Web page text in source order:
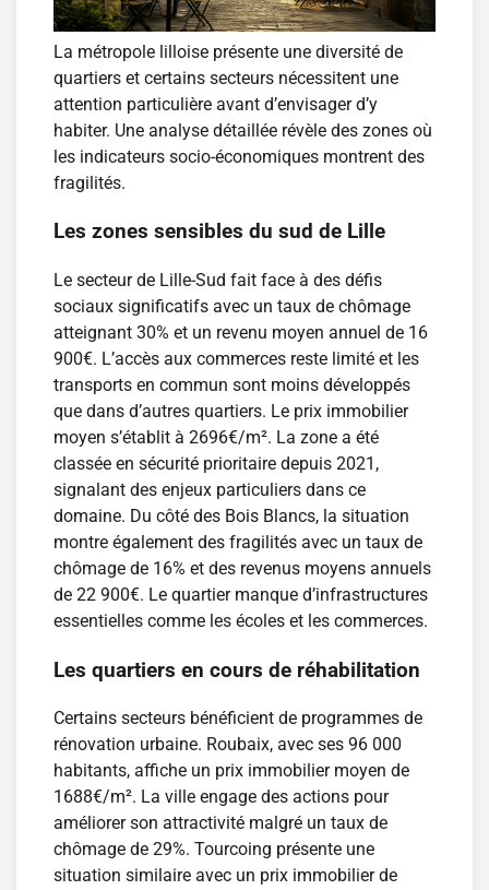
La métropole lilloise présente une diversité de
quartiers et certains secteurs nécessitent une
attention particulière avant d’envisager d’y
habiter. Une analyse détaillée révèle des zones où
les indicateurs socio-économiques montrent des
fragilités.
Les zones sensibles du sud de Lille
Le secteur de Lille-Sud fait face à des défis
sociaux significatifs avec un taux de chômage
atteignant 30% et un revenu moyen annuel de 16
900€. L’accès aux commerces reste limité et les
transports en commun sont moins développés
que dans d’autres quartiers. Le prix immobilier
moyen s’établit à 2696€/m². La zone a été
classée en sécurité prioritaire depuis 2021,
signalant des enjeux particuliers dans ce
domaine. Du côté des Bois Blancs, la situation
montre également des fragilités avec un taux de
chômage de 16% et des revenus moyens annuels
de 22 900€. Le quartier manque d’infrastructures
essentielles comme les écoles et les commerces.
Les quartiers en cours de réhabilitation
Certains secteurs bénéficient de programmes de
rénovation urbaine. Roubaix, avec ses 96 000
habitants, affiche un prix immobilier moyen de
1688€/m². La ville engage des actions pour
améliorer son attractivité malgré un taux de
chômage de 29%. Tourcoing présente une
situation similaire avec un prix immobilier de